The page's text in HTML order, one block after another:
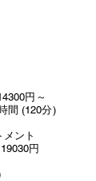
円～
分)
ント